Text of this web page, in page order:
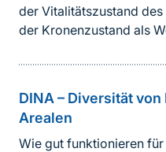
der Vitalitätszustand
der Kronenzustand als
DINA – Diversität
Arealen
Wie gut funktionieren